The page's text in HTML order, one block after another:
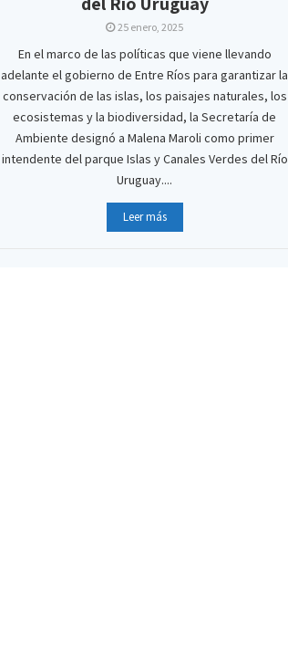
25 enero, 2025
En el marco de las políticas que viene llevando
adelante el gobierno de Entre Ríos para garantizar la
conservación de las islas, los paisajes naturales, los
ecosistemas y la biodiversidad, la Secretaría de
Ambiente designó a Malena Maroli como primer
intendente del parque Islas y Canales Verdes del Río
Uruguay....
Leer más